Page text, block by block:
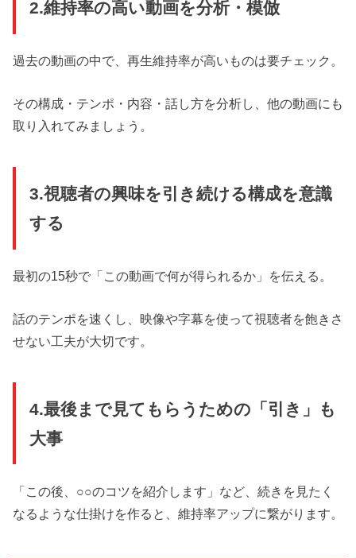
2.維持率の高い動画を分析・模倣
過去の動画の中で、再生維持率が高いものは要チェック。
その構成・テンポ・内容・話し方を分析し、他の動画にも
取り入れてみましょう。
3.視聴者の興味を引き続ける構成を意識
する
最初の15秒で「この動画で何が得られるか」を伝える。
話のテンポを速くし、映像や字幕を使って視聴者を飽きさ
せない工夫が大切です。
4.最後まで見てもらうための「引き」も
大事
「この後、○○のコツを紹介します」など、続きを見たく
なるような仕掛けを作ると、維持率アップに繋がります。